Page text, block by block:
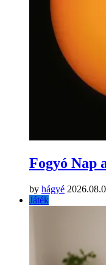
Fogyó Nap
by hágyé
Játék